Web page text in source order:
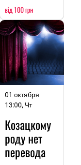
від 100 грн
01 октября
13:00, Чт
Козацкому
роду нет
перевода